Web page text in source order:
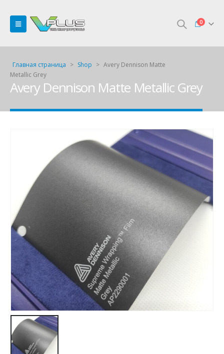
0
Главная страница > Shop > Avery Dennison Matte
Metallic Grey
Avery Dennison Matte Metallic Grey